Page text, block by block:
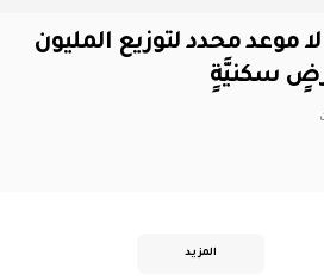
لا موعد محدد لتوزيع المليون
سكنيَّةٍ
المزيد